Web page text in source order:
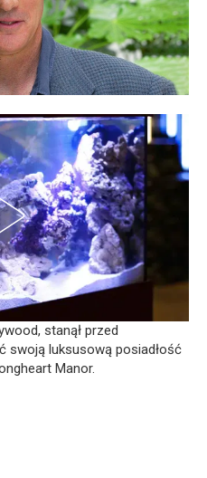
stanął przed
swoją luksusową posiadłość
Manor.